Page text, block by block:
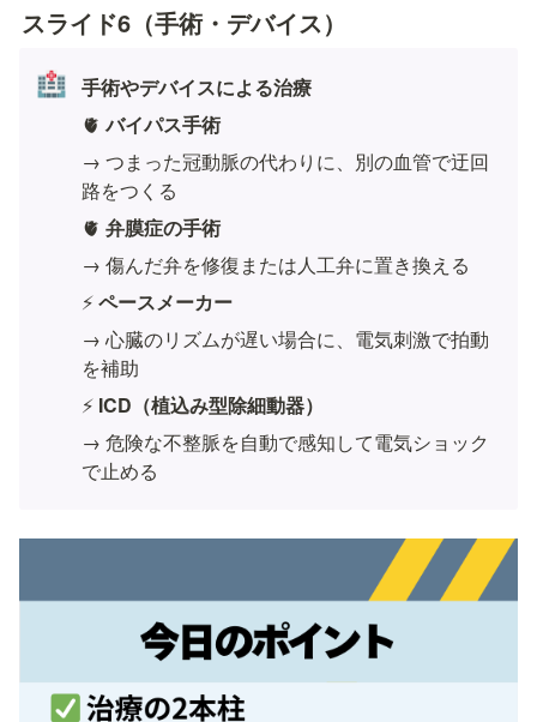
スライド6（手術・デバイス）
🏥 手術やデバイスによる治療
🫀 バイパス手術
→ つまった冠動脈の代わりに、別の血管で迂回
路をつくる
🫀 弁膜症の手術
→ 傷んだ弁を修復または人工弁に置き換える
⚡ ペースメーカー
→ 心臓のリズムが遅い場合に、電気刺激で拍動
を補助
⚡ ICD（植込み型除細動器）
→ 危険な不整脈を自動で感知して電気ショック
で止める